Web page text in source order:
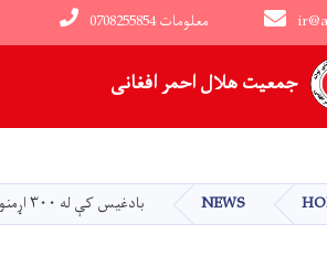
جمعیت هلال احمر افغانی
0708255854 معلومات
Main
NEWS بادغیس کې له ۳۰۰ اړمنو کورنیو سره د خوراکي توکو مرسته ترسره شوه